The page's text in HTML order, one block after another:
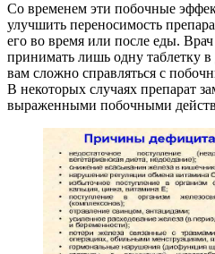
Со временем эти побочные
улучшить переносимость
его во время или после еды.
принимать лишь одну таблетку в
вам сложно справляться с
В некоторых случаях препарат
выраженными побочными